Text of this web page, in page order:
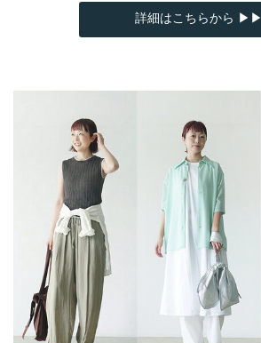
詳細はこちらから ▶▶